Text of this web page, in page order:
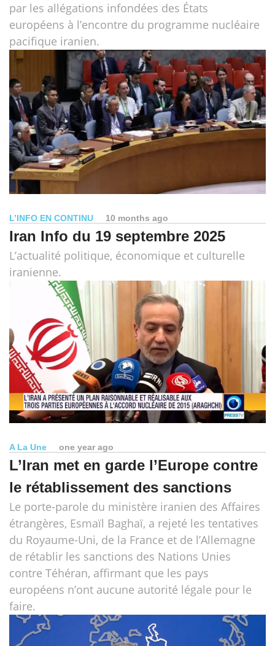
par les allégations infondées des États
européens à l’encontre du programme nucléaire
pacifique iranien.
L’INFO EN CONTINU 10 months ago
Iran Info du 19 septembre 2025
L’actualité politique, économique et culturelle
iranienne.
A La Une one year ago
L’Iran met en garde l’Europe contre
le rétablissement des sanctions
Le porte-parole du ministère iranien des Affaires
étrangères, Esmaïl Baghaï, a rejeté les tentatives
du Royaume-Uni, de la France et de l’Allemagne
de rétablir les sanctions des Nations Unies
contre Téhéran, affirmant que les pays
européens n’ont aucune autorité légale pour le
faire.